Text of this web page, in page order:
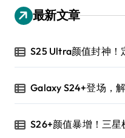
最新文章
S25 Ultra颜值封神！
Galaxy S24+登场，
S26+颜值暴增！三